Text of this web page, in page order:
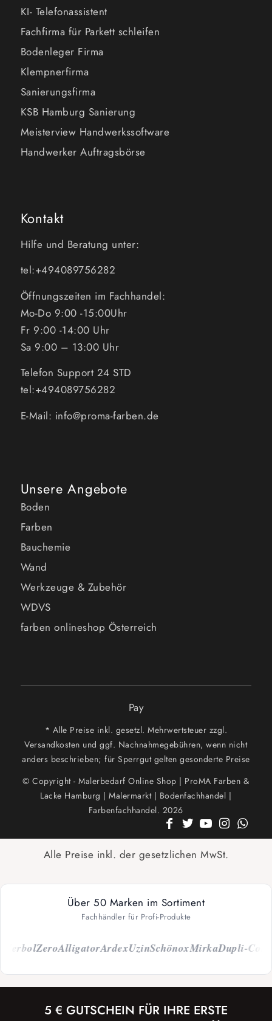
KI- Telefonassistent
Fachfirma für Parkett schleifen
Bodenleger Firma
Klempnerfirma
Sanierungsfirma
KSB Hamburg Sanierung
Meisterview Handwerkssoftware
Handwerker Auftragsbörse
Kontakt
Hilfe und Beratung unter:
tel:+494089756282
Öffnungszeiten im Fachhandel:
Mo-Do 9:00 -15:00Uhr
Fr 9:00 -14:00 Uhr
Sa 9:00 – 13:00 Uhr
Telefon Support 24 STD
tel:+494089756282
E-Mail: info@proma-farben.de
Unsere Angebote
Boden
Farben
Bauchemie
Wand
Werkzeuge & Zubehör
WDVS
farben onlineshop Österreich
Pay
* Alle Preise inkl. gesetzl. Mehrwertsteuer zzgl.
Versandkosten und ggf. Nachnahmegebühren, wenn nicht
anders beschrieben; für Sperrgut gelten gesonderte Preise
© Copyright - Malerbedarf Online Shop | ProMA Farben &
Lacke Hamburg | Malermarkt | Bodenfachhandel |
Farbenfachhandel. 2026
Alle Preise inkl. der gesetzlichen MwSt.
Über 50 Marken im Sortiment
Fachhändler für Profi-Produkte
ZeroAlligatorArdexUzinSchönoxMirkaDupli-Color
5 € GUTSCHEIN FÜR IHRE ERSTE